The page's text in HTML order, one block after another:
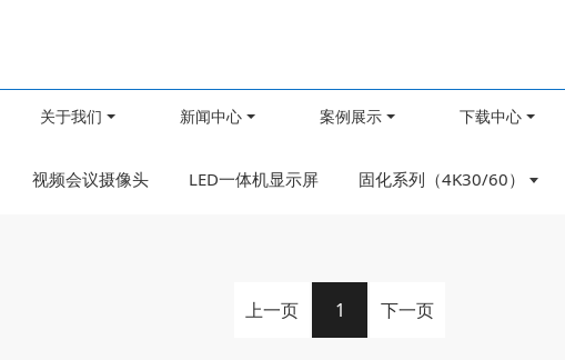
关于我们 新闻中心 案例展示 下载中心
视频会议摄像头 LED一体机显示屏 固化系列（4K30/60）
上一页 1 下一页